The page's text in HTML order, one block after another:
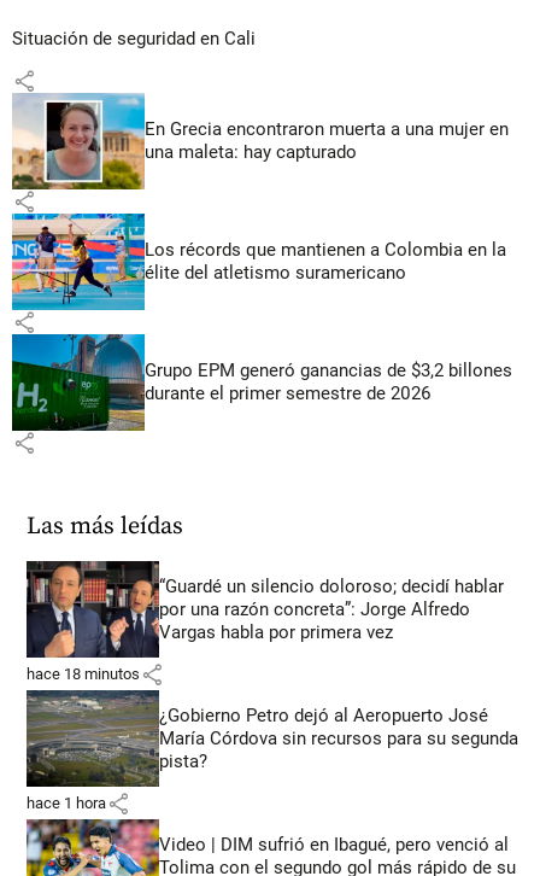
Situación de seguridad en Cali
share
En Grecia encontraron muerta a una mujer en
una maleta: hay capturado
share
Los récords que mantienen a Colombia en la
élite del atletismo suramericano
share
Grupo EPM generó ganancias de $3,2 billones
durante el primer semestre de 2026
share
Las más leídas
“Guardé un silencio doloroso; decidí hablar
por una razón concreta”: Jorge Alfredo
Vargas habla por primera vez
hace 18 minutos share
¿Gobierno Petro dejó al Aeropuerto José
María Córdova sin recursos para su segunda
pista?
hace 1 hora share
Video | DIM sufrió en Ibagué, pero venció al
Tolima con el segundo gol más rápido de su